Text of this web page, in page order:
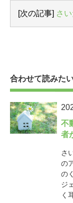
[次の記事] さ
合わせて読みた
不
者
さ
の
の
ジ
く